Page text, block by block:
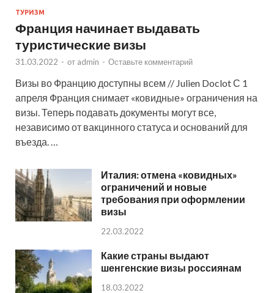
ТУРИЗМ
Франция начинает выдавать
туристические визы
31.03.2022 - от admin - Оставьте комментарий
Визы во Францию доступны всем // Julien Doclot С 1
апреля Франция снимает «ковидные» ограничения на
визы. Теперь подавать документы могут все,
независимо от вакцинного статуса и оснований для
въезда. …
Италия: отмена «ковидных»
ограничений и новые
требования при оформлении
визы
22.03.2022
Какие страны выдают
шенгенские визы россиянам
18.03.2022